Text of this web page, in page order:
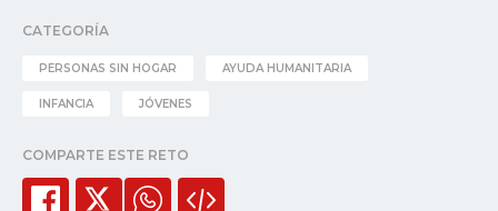
CATEGORÍA
PERSONAS SIN HOGAR AYUDA HUMANITARIA
INFANCIA JÓVENES
COMPARTE ESTE RETO